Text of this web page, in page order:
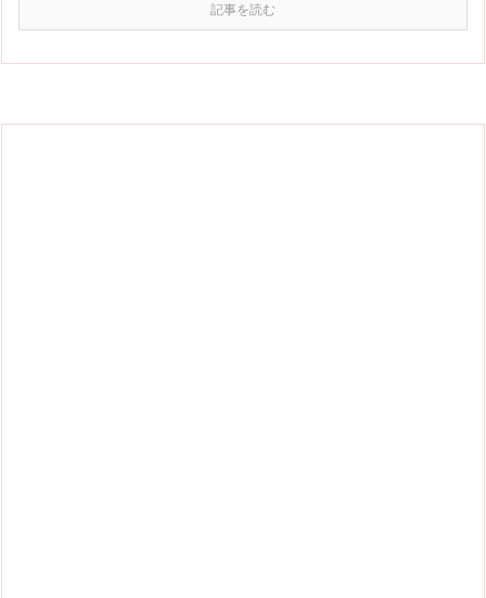
記事を読む